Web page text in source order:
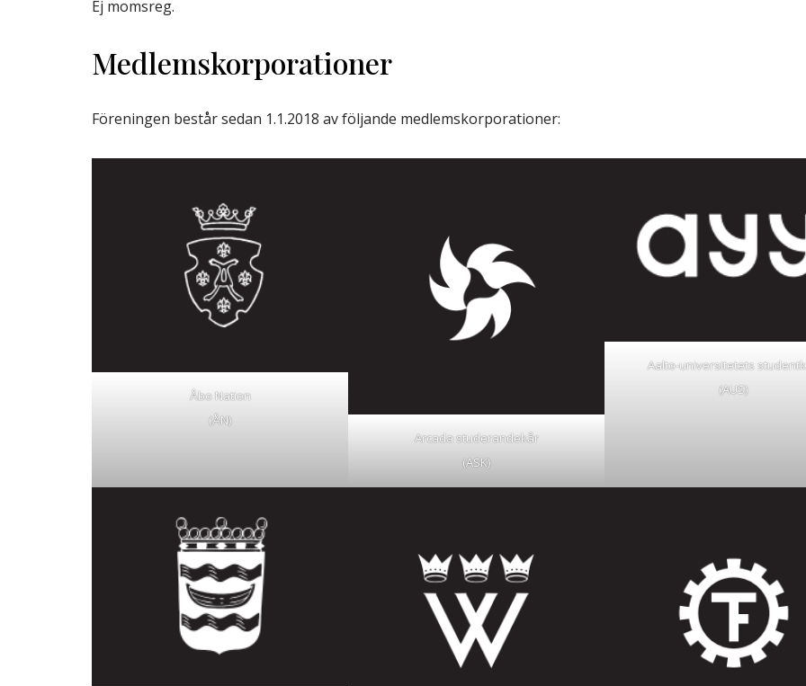
Ej momsreg.
Medlemskorporationer
Föreningen består sedan 1.1.2018 av följande medlemskorporationer:
Åbo Nation
(ÅN)
Arcada studerandekår
(ASK)
Aalto-universitetets
(AUS)